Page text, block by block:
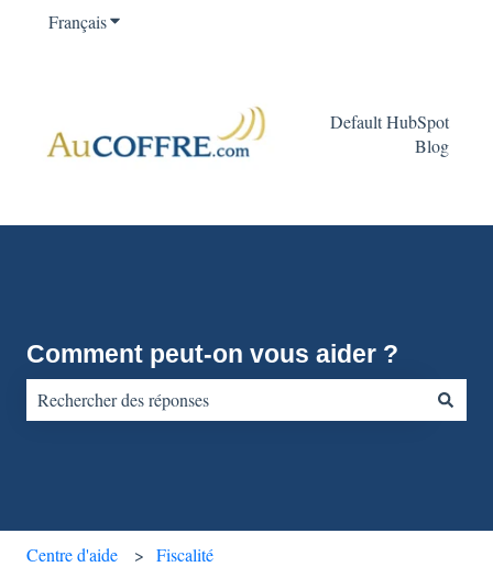
FrançaisAfficher le sous-menu pour les traductions
Default HubSpot
Blog
Comment peut-on vous aider ?
Centre d'aide Fiscalité